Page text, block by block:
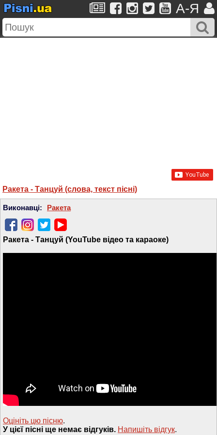
A-Я
Ракета - Танцуй (слова, текст пісні)
Виконавці: Ракета
Ракета - Танцуй (YouTube відео та караоке)
Оцініть цю пісню.
У цієї пісні ще немає відгуків. Напишiть вiдгук.